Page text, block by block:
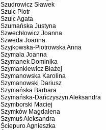
Szudrowicz Sławek
Szulc Piotr
Szulc Agata
Szumańska Justyna
Szwechłowicz Joanna
Szweda Joanna
Szyjkowska-Piotrowska Anna
Szymala Joanna
Szymanek Dominika
Szymankiewicz Błażej
Szymanowska Karolina
Szymanowski Dariusz
Szymańska Barbara
Szymańska-Dańczyszyn Aleksandra
Szymborski Maciej
Szymków Magdalena
Szymuś Aleksandra
Ściepuro Agnieszka